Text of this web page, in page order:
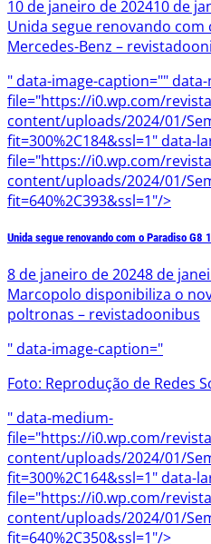
10 de janeiro de 202410 de
Unida segue renovando com
Mercedes-Benz –
" data-image-caption=""
file="https://i0.wp.com/
content/uploads/2024/01/
fit=300%2C184&ssl=1" data-
file="https://i0.wp.com/
content/uploads/2024/01/
fit=640%2C393&ssl=1"/>
Unida segue renovando com o Paradiso G8
8 de janeiro de 20248 de
Marcopolo disponibiliza o
poltronas – revistadoonibus
" data-image-caption="
Foto: Reprodução de Redes
" data-medium-
file="https://i0.wp.com/
content/uploads/2024/01/
fit=300%2C164&ssl=1" data-
file="https://i0.wp.com/
content/uploads/2024/01/
fit=640%2C350&ssl=1"/>